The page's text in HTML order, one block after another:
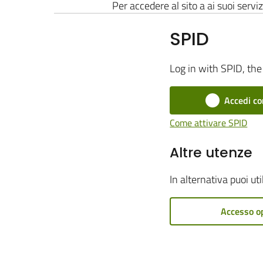
Per accedere al sito a ai suoi
SPID
Log in with SPID,
Accedi
Come attivare SPID
Altre utenze
In alternativa puoi
Accesso